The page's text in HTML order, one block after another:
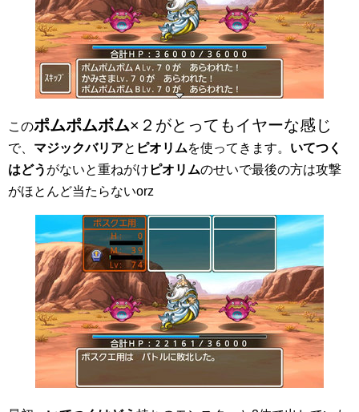
このポムポムボム×２がとってもイヤーな感じ
で、 マジックバリアと ピオリムを使ってきます。 いてつく
はどう がないと重ねがけ ピオリムのせいで最後の方は攻撃
がほとんど当たらないorz